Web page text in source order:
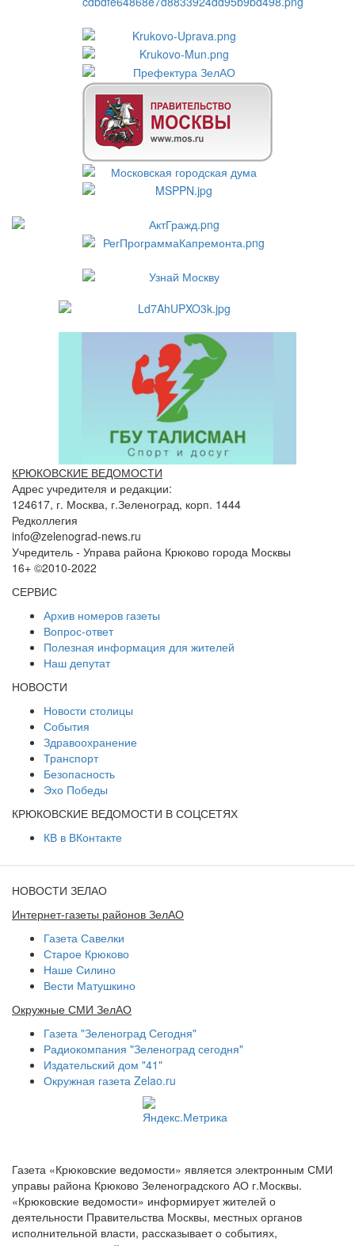
КРЮКОВСКИЕ ВЕДОМОСТИ
Адрес учредителя и редакции:
124617, г. Москва, г.Зеленоград, корп. 1444
Редколлегия
info@zelenograd-news.ru
Учредитель - Управа района Крюково города Москвы
16+ ©2010-2022
СЕРВИС
Архив номеров газеты
Вопрос-ответ
Полезная информация для жителей
Наш депутат
НОВОСТИ
Новости столицы
События
Здравоохранение
Транспорт
Безопасность
Эхо Победы
КРЮКОВСКИЕ ВЕДОМОСТИ В СОЦСЕТЯХ
КВ в ВКонтакте
НОВОСТИ ЗЕЛАО
Интернет-газеты районов ЗелАО
Газета Савелки
Старое Крюково
Наше Силино
Вести Матушкино
Окружные СМИ ЗелАО
Газета "Зеленоград Сегодня"
Радиокомпания "Зеленоград сегодня"
Издательский дом "41"
Окружная газета Zelao.ru
Газета «Крюковские ведомости» является электронным СМИ
управы района Крюково Зеленоградского АО г.Москвы.
«Крюковские ведомости» информирует жителей о
деятельности Правительства Москвы, местных органов
исполнительной власти, рассказывает о событиях,